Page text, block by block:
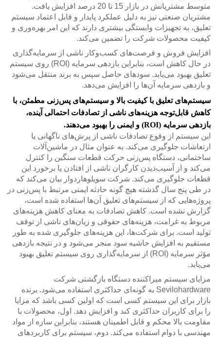
متوسط مشتریانش در بازار 15 تا 20 درصد افزایش یافت.
مشتریان صنعتی نیز به دلیل عملکرد پایدار و قابل اعتماد سیستم
تعلیق، به تجهیزات وابستگی بیشتری دارند که این امر بهره‌وری و
کیفیت محصولات شرکت را تضمین می‌کند.
افزایش فروش و فرصت‌های کسب‌وکار ناشی از سرمایه‌گذاری
در حال کاهش است، بنابراین بازدهی سرمایه (ROI) روی سیستم
تعلیق بهبود می‌یابد. سودهای حاصل سپس به برند منتقل می‌شود
و بازدهی سرمایه آن‌ها را افزایش می‌دهد.
سیستم‌های تعلیق با کیفیت بالا و سیستم‌های پس‌زنی مطمئن، با
کاهش قابل‌توجه هزینه‌های ناشی از تصادفات احتمالی آینده،
بازدهی سرمایه (ROI) و ایمنی را بهبود می‌دهند.
این سیستم از وقوع تصادفات ناشی از پرش‌های ناگهانی یا
ارتعاشات جلوگیری می‌کند. به عنوان مثال در ماشین‌آلات
ساختمانی، دستگاه پس‌زنی حرکت قطعات سنگین را کنترل
می‌کند و از آسیب‌دیدن کارگران ناشی از افتادن یا برخورد این
قطعات جلوگیری می‌کند. شرکت سویلوهاردوار بیان می‌کند که
در طی پنج سال گذشته هیچ گونه حادثه ایمنی مرتبط با پس‌زنی در
پروژه‌هایی که از سیستم‌های تعلیق آن‌ها استفاده شده است،
گزارش نشده است. کاهش تصادفات به معنای کاهش هزینه‌های
مربوط به غرامت، هزینه‌های حقوقی و زیان‌های ناشی از توقف
تولید است. برای شرکت‌ها، این هزینه‌های جلوگیری شده به طور
مستقیم به افزایش حاشیه سود منجر می‌شود و در نتیجه بازدهی
مؤثر سرمایه (ROI) از سرمایه‌گذاری روی سیستم تعلیق بهبود
می‌یابد.
مزایای سیستم میراکننده دستگاه بازگشتی شرکت
Sevilohardware به گونه‌ای حداکثری استفاده می‌شود. برنده
بازار برای این سیستم کسی است که اولین کسی باشد که مزایا
را برای کاربران حداکثری کند و افزایش دهد. اول، محصولات با
مقاومت بالا محکم و قابل اطمینان هستند، بنابراین سازه از مواد
مهندسی با دوام استفاده می‌کند. دوم، سیستم برای کاربردهای